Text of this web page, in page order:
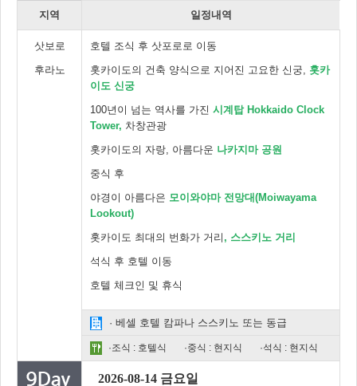
지역 일정내역
삿보로
후라노
호텔 조식 후 삿포로로 이동
홋카이도의 건축 양식으로 지어진 고요한 신궁, 홋카
이도 신궁
100년이 넘는 역사를 가진 시계탑 Hokkaido Clock
Tower, 차창관광
홋카이도의 자랑, 아름다운 나카지마 공원
중식 후
야경이 아름다은 모이와야마 전망대(Moiwayama
Lookout)
홋카이도 최대의 번화가 거리 , 스스키노 거리
석식 후 호텔 이동
호텔 체크인 및 휴식
· 베셀 호텔 캄파나 스스키노 또는 동급
·조식 : 호텔식 ·중식 : 현지식 ·석식 : 현지식
2026-08-14 금요일